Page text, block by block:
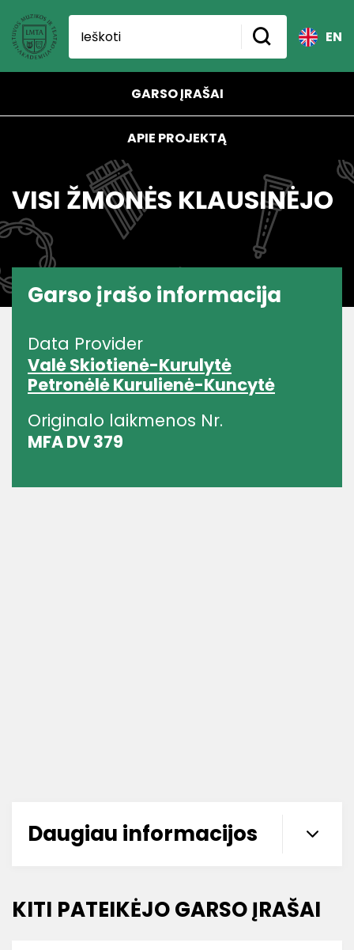
EN
GARSO ĮRAŠAI
APIE PROJEKTĄ
VISI ŽMONĖS KLAUSINĖJO
Garso įrašo informacija
Data Provider
Valė Skiotienė-Kurulytė
Petronėlė Kurulienė-Kuncytė
Originalo laikmenos Nr.
MFA DV 379
Daugiau informacijos
KITI PATEIKĖJO GARSO ĮRAŠAI